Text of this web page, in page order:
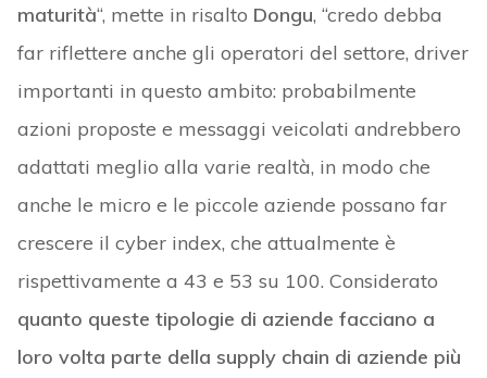
maturità“, mette in risalto Dongu, “credo debba
far riflettere anche gli operatori del settore, driver
importanti in questo ambito: probabilmente
azioni proposte e messaggi veicolati andrebbero
adattati meglio alla varie realtà, in modo che
anche le micro e le piccole aziende possano far
crescere il cyber index, che attualmente è
rispettivamente a 43 e 53 su 100. Considerato
quanto queste tipologie di aziende facciano a
loro volta parte della supply chain di aziende più